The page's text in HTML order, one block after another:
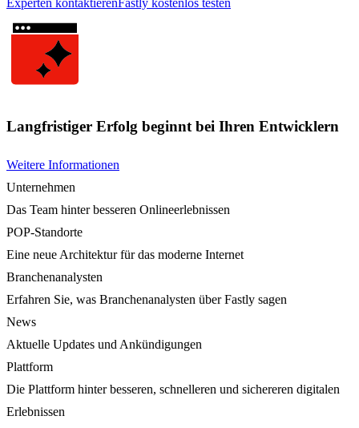
Experten kontaktierenFastly kostenlos testen
Langfristiger Erfolg beginnt bei Ihren Entwicklern
Weitere Informationen
Unternehmen
Das Team hinter besseren Onlineerlebnissen
POP-Standorte
Eine neue Architektur für das moderne Internet
Branchenanalysten
Erfahren Sie, was Branchenanalysten über Fastly sagen
News
Aktuelle Updates und Ankündigungen
Plattform
Die Plattform hinter besseren, schnelleren und sichereren digitalen
Erlebnissen